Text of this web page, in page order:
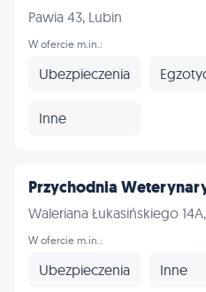
Pawia 43, Lubin
W ofercie m.in.:
Ubezpieczenia
Inne
Przychodnia
Waleriana Łukasińskiego
W ofercie m.in.:
Ubezpieczenia Inne